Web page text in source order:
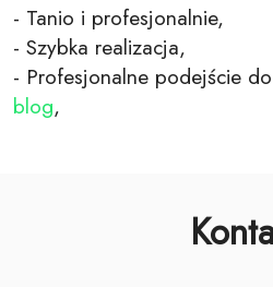
- Tanio i profesjonalnie,
- Szybka realizacja,
- Profesjonalne podejście
blog,